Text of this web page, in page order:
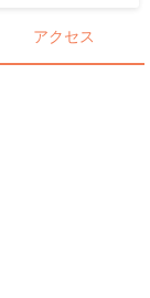
アクセス